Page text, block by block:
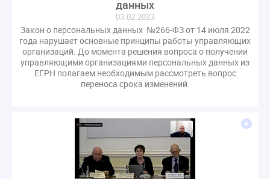
данных
03.02.2023
Закон о персональных данных №266-ФЗ от 14 июля 2022
года нарушает основные принципы работы управляющих
организаций. До момента решения вопроса о получении
управляющими организациями персональных данных из
ЕГРН полагаем необходимым рассмотреть вопрос
переноса срока изменений.